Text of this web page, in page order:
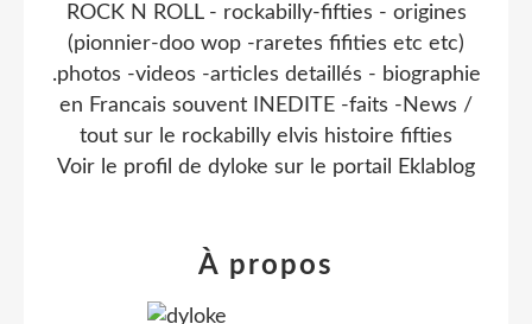
ROCK N ROLL - rockabilly-fifties - origines
(pionnier-doo wop -raretes fifities etc etc)
.photos -videos -articles detaillés - biographie
en Francais souvent INEDITE -faits -News /
tout sur le rockabilly elvis histoire fifties
Voir le profil de dyloke sur le portail Eklablog
À propos